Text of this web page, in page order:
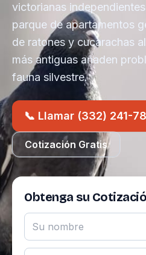
victorianas
parque de apartamentos
de ratones y cucarachas
más antiguas añaden
fauna silvestre.
📞 Llamar (332) 241-
Cotización Gratis
Obtenga su